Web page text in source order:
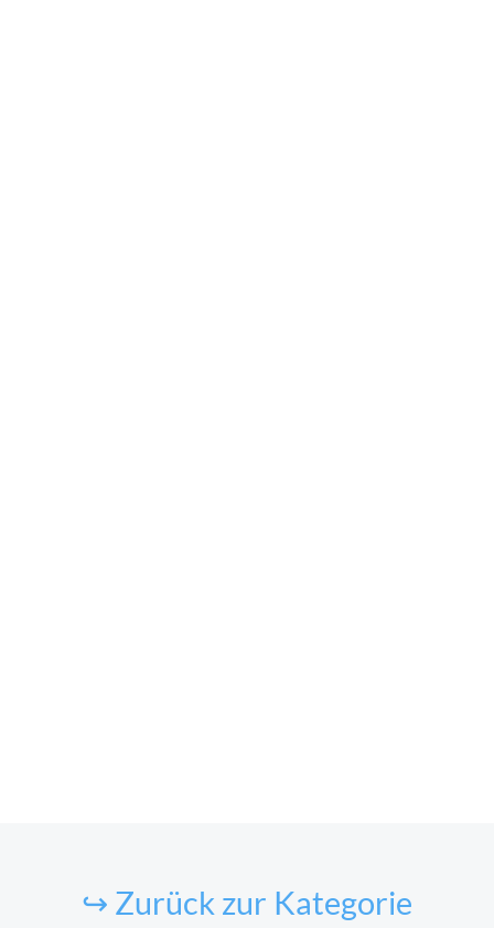
↪ Zurück zur Kategorie